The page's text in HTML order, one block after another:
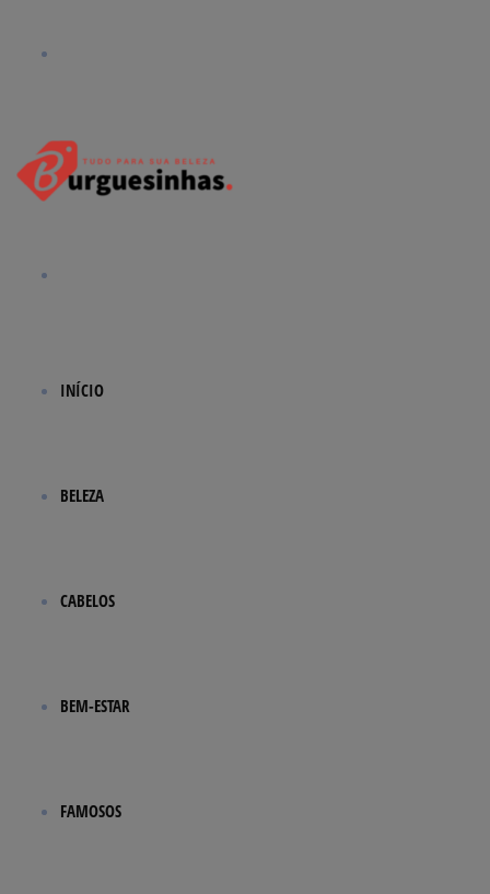
por
INÍCIO
BELEZA
CABELOS
BEM-ESTAR
FAMOSOS